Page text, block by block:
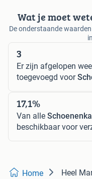
Wat je moet
De onderstaande
3
Er zijn afgelopen
toegevoegd voor
17,1%
Van alle
beschikbaar voor
Home Heel